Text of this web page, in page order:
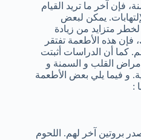
فإن آخر ما تريد القيام
يمكن لبعض
متزايد من زيادة
فإن هذه الأطعمة تفتقر
كما أن الدراسات أثبتت
القلب و السمنة و
و فيما يلي بعض الأطعمة
:
بروتين آخر لهم. اللحوم